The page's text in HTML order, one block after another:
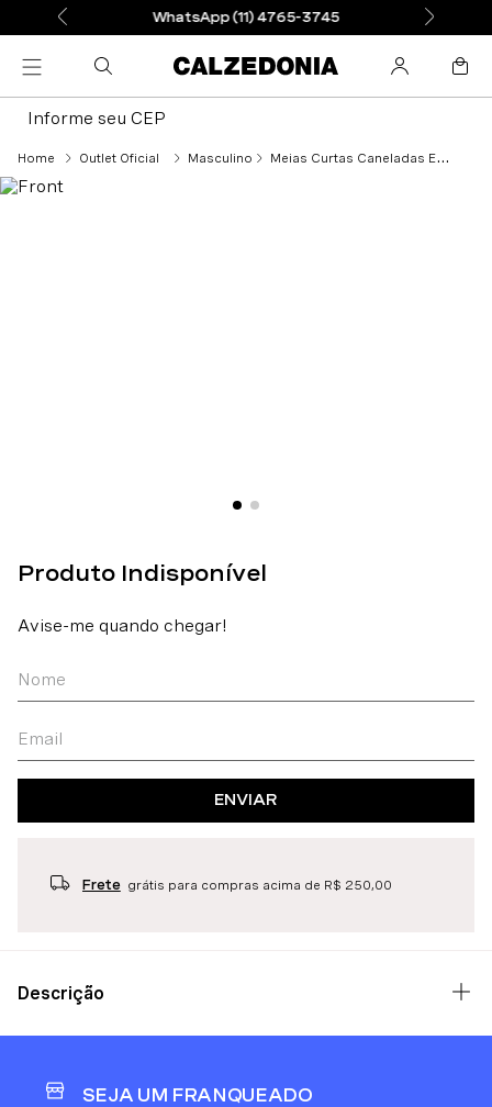
WhatsApp (11) 4765-3745
Informe seu CEP
Outlet Oficial Masculino Meias Curtas Caneladas Em Algodão Mercerizado Para Homem - Azul
ENVIAR
Frete grátis para compras acima de R$ 250,00
Descrição
SEJA UM FRANQUEADO